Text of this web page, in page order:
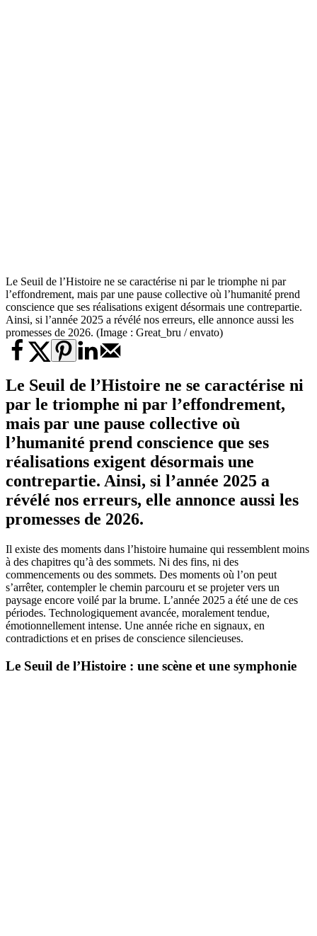
Le Seuil de l’Histoire ne se caractérise ni par le triomphe ni par
l’effondrement, mais par une pause collective où l’humanité prend
conscience que ses réalisations exigent désormais une contrepartie.
Ainsi, si l’année 2025 a révélé nos erreurs, elle annonce aussi les
promesses de 2026. (Image : Great_bru / envato)
Le Seuil de l’Histoire ne se caractérise ni
par le triomphe ni par l’effondrement,
mais par une pause collective où
l’humanité prend conscience que ses
réalisations exigent désormais une
contrepartie. Ainsi, si l’année 2025 a
révélé nos erreurs, elle annonce aussi les
promesses de 2026.
Il existe des moments dans l’histoire humaine qui ressemblent moins
à des chapitres qu’à des sommets. Ni des fins, ni des
commencements ou des sommets. Des moments où l’on peut
s’arrêter, contempler le chemin parcouru et se projeter vers un
paysage encore voilé par la brume. L’année 2025 a été une de ces
périodes. Technologiquement avancée, moralement tendue,
émotionnellement intense. Une année riche en signaux, en
contradictions et en prises de conscience silencieuses.
Le Seuil de l’Histoire : une scène et une symphonie